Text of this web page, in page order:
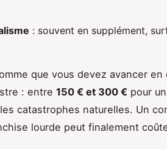
: souvent en supplément,
que vous devez avancer en
: entre 150 € et 300 € pour
catastrophes naturelles. Un
lourde peut finalement